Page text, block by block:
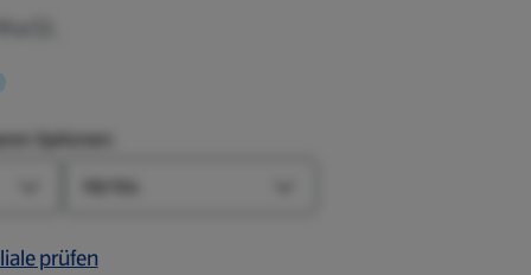
Optionen:
Farbe-Optionen öffnen
prüfen